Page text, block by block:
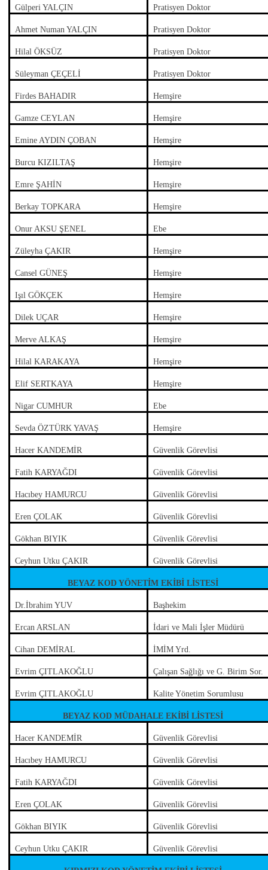
Gülperi YALÇIN Pratisyen Doktor
Ahmet Numan YALÇIN Pratisyen Doktor
Hilal ÖKSÜZ Pratisyen Doktor
Süleyman ÇEÇELİ Pratisyen Doktor
Firdes BAHADIR Hemşire
Gamze CEYLAN Hemşire
Emine AYDIN ÇOBAN Hemşire
Burcu KIZILTAŞ Hemşire
Emre ŞAHİN Hemşire
Berkay TOPKARA Hemşire
Onur AKSU ŞENEL Ebe
Züleyha ÇAKIR Hemşire
Cansel GÜNEŞ Hemşire
Işıl GÖKÇEK Hemşire
Dilek UÇAR Hemşire
Merve ALKAŞ Hemşire
Hilal KARAKAYA Hemşire
Elif SERTKAYA Hemşire
Nigar CUMHUR Ebe
Sevda ÖZTÜRK YAVAŞ Hemşire
Hacer KANDEMİR Güvenlik Görevlisi
Fatih KARYAĞDI Güvenlik Görevlisi
Hacıbey HAMURCU Güvenlik Görevlisi
Eren ÇOLAK Güvenlik Görevlisi
Gökhan BIYIK Güvenlik Görevlisi
Ceyhun Utku ÇAKIR Güvenlik Görevlisi
BEYAZ KOD YÖNETİM EKİBİ LİSTESİ
Dr.İbrahim YUV Başhekim
Ercan ARSLAN İdari ve Mali İşler Müdürü
Cihan DEMİRAL İMİM Yrd.
Evrim ÇITLAKOĞLU Çalışan Sağlığı ve G. Birim Sor.
Evrim ÇITLAKOĞLU Kalite Yönetim Sorumlusu
BEYAZ KOD MÜDAHALE EKİBİ LİSTESİ
Hacer KANDEMİR Güvenlik Görevlisi
Hacıbey HAMURCU Güvenlik Görevlisi
Fatih KARYAĞDI Güvenlik Görevlisi
Eren ÇOLAK Güvenlik Görevlisi
Gökhan BIYIK Güvenlik Görevlisi
Ceyhun Utku ÇAKIR Güvenlik Görevlisi